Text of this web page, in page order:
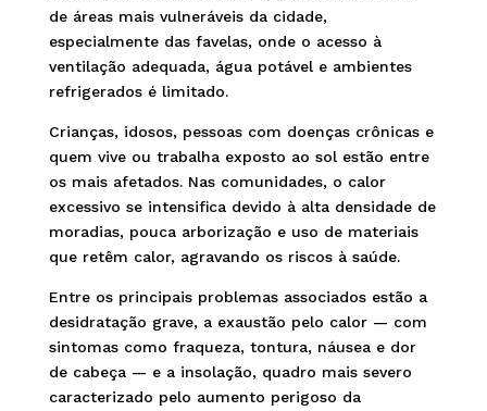
de áreas mais vulneráveis da cidade,
especialmente das favelas, onde o acesso à
ventilação adequada, água potável e ambientes
refrigerados é limitado.
Crianças, idosos, pessoas com doenças crônicas e
quem vive ou trabalha exposto ao sol estão entre
os mais afetados. Nas comunidades, o calor
excessivo se intensifica devido à alta densidade de
moradias, pouca arborização e uso de materiais
que retêm calor, agravando os riscos à saúde.
Entre os principais problemas associados estão a
desidratação grave, a exaustão pelo calor — com
sintomas como fraqueza, tontura, náusea e dor
de cabeça — e a insolação, quadro mais severo
caracterizado pelo aumento perigoso da